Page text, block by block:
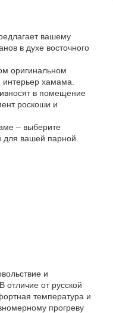
вашему
в духе восточного
оригинальном
хамама.
в помещение
роскоши и
– выберите
для вашей парной.
и
отличие от русской
температура и
прогреву